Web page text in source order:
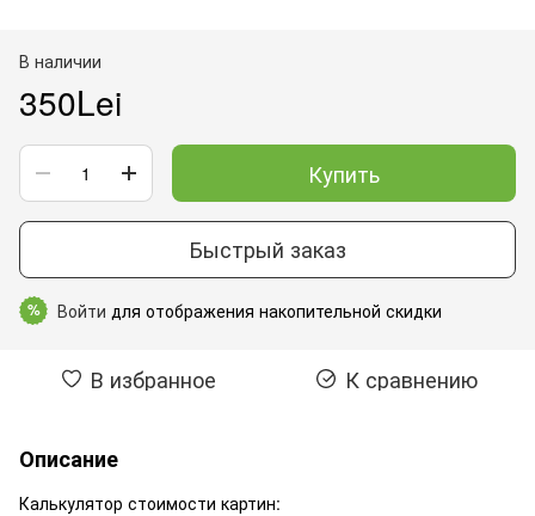
В наличии
350Lei
Купить
Быстрый заказ
% Войти для отображения накопительной скидки
В избранное К сравнению
Описание
Калькулятор стоимости картин: